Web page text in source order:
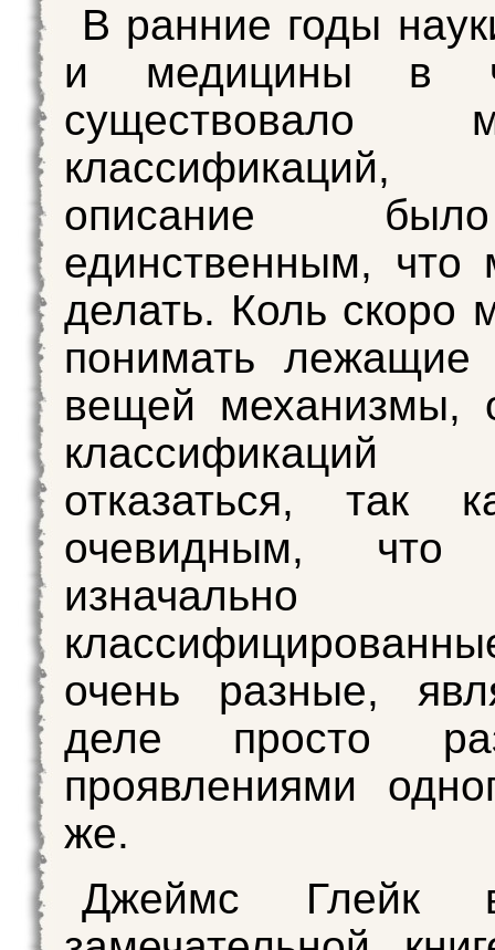
В ранние годы
и медицины в
существовало
классификаций,
описание
единственным,
делать. Коль скоро
понимать лежащие
вещей механизмы,
классификаций
отказаться, так
очевидным, что
изначально
очень разные,
деле просто
проявлениями
же.
Джеймс Глейк